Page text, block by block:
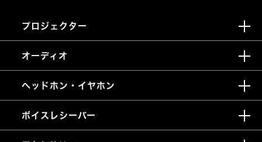
プロジェクター
オーディオ
ヘッドホン・イヤホン
ボイスレシーバー